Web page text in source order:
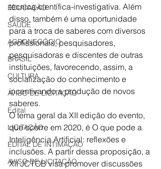
EDUCAÇÃO
SAÚDE
AGRONEGÓCIO
BRASIL
CULTURA
AVISO DE LICITAÇÃO
Edital
LICITAÇÃO
EDITAL DE INTIMAÇÃO
AVISO DE LICITAÇÃO
técnica-científica-investigativa. Além
disso, também é uma oportunidade
para a troca de saberes com diversos
profissionais, pesquisadores,
pesquisadoras e discentes de outras
instituições, favorecendo, assim, a
socialização do conhecimento e
incentivando a produção de novos
saberes.
O tema geral da XII edição do evento,
que ocorre em 2020, é O que pode a
Inteligência Artificial: reflexões e
inclusões. A partir dessa proposição, a
XII JCTOB visa promover discussões